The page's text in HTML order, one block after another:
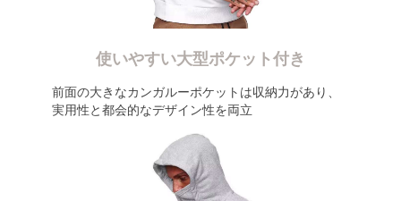
使いやすい大型ポケット付き
前面の大きなカンガルーポケットは収納力があり、
実用性と都会的なデザイン性を両立